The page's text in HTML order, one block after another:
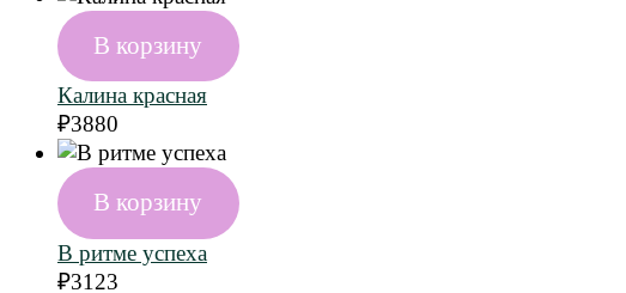
В корзину
Калина красная
₽3880
В корзину
В ритме успеха
₽3123